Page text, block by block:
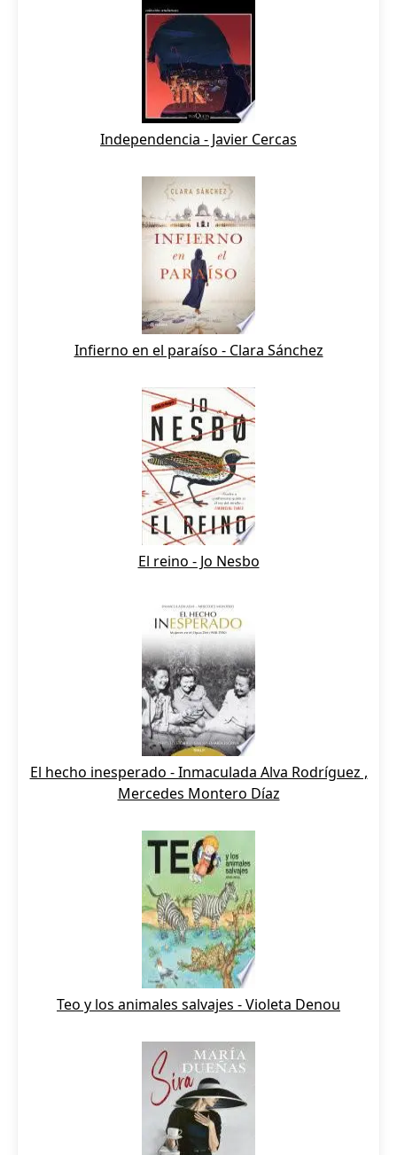
Independencia - Javier Cercas
Infierno en el paraíso - Clara Sánchez
El reino - Jo Nesbo
El hecho inesperado - Inmaculada Alva Rodríguez ,
Mercedes Montero Díaz
Teo y los animales salvajes - Violeta Denou